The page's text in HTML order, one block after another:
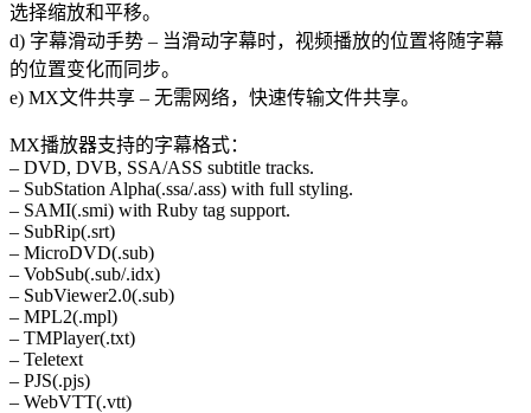
选择缩放和平移。
d) 字幕滑动手势 – 当滑动字幕时，视频播放的位置将随字幕
的位置变化而同步。
e) MX文件共享 – 无需网络，快速传输文件共享。
MX播放器支持的字幕格式：
– DVD, DVB, SSA/ASS subtitle tracks.
– SubStation Alpha(.ssa/.ass) with full styling.
– SAMI(.smi) with Ruby tag support.
– SubRip(.srt)
– MicroDVD(.sub)
– VobSub(.sub/.idx)
– SubViewer2.0(.sub)
– MPL2(.mpl)
– TMPlayer(.txt)
– Teletext
– PJS(.pjs)
– WebVTT(.vtt)